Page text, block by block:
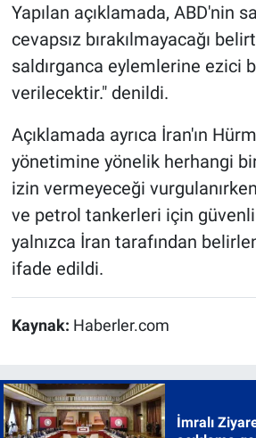
Yapılan açıklamada, ABD'nin
cevapsız bırakılmayacağı
saldırganca eylemlerine ezici
verilecektir." denildi.
Açıklamada ayrıca İran'ın
yönetimine yönelik herhangi
izin vermeyeceği
ve petrol tankerleri için güvenli
yalnızca İran tarafından
ifade edildi.
Kaynak: Haberler.com
İmralı